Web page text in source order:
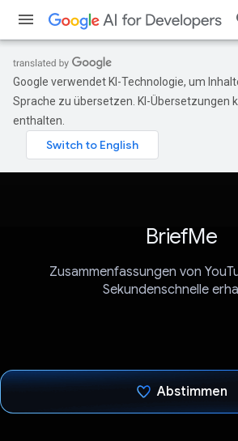
Google verwendet KI-Technologie, um
Sprache zu übersetzen. KI-Übersetzungen
enthalten.
BriefMe
Zusammenfassungen von
Sekundenschnelle
Abstimmen